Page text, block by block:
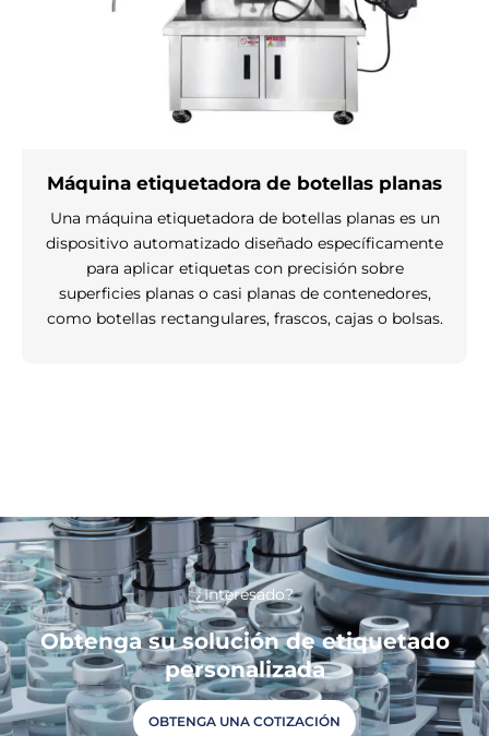
Máquina etiquetadora de botellas planas
Una máquina etiquetadora de botellas planas es un
dispositivo automatizado diseñado específicamente
para aplicar etiquetas con precisión sobre
superficies planas o casi planas de contenedores,
como botellas rectangulares, frascos, cajas o bolsas.
¿Interesado?
Obtenga su solución de etiquetado
personalizada
OBTENGA UNA COTIZACIÓN